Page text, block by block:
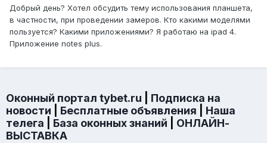
Добрый день? Хотел обсудить тему использования планшета,
в частности, при проведении замеров. Кто какими моделями
пользуется? Какими приложениями? Я работаю на ipad 4.
Приложение notes plus.
Оконный портал tybet.ru
Подписка на
новости
Бесплатные объявления
Наша
телега
База оконных знаний
ОНЛАЙН-
ВЫСТАВКА